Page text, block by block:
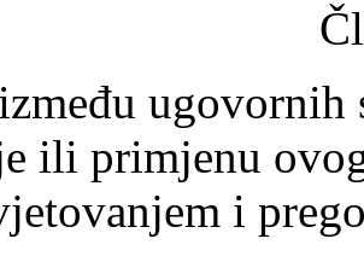
ugovornih
ili primjenu
i